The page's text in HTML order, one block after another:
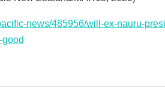
news/485956/will-ex-nauru-